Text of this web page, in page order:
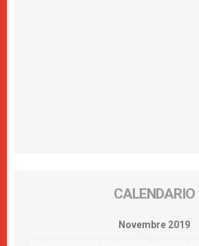
CALENDARIO
Novembre 2019